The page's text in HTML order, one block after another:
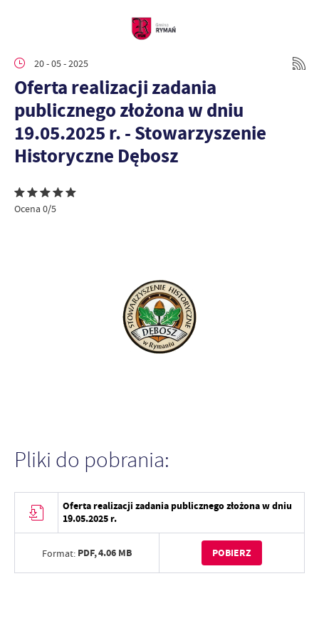
20 - 05 - 2025
Oferta realizacji zadania
publicznego złożona w dniu
19.05.2025 r. - Stowarzyszenie
Historyczne Dębosz
Ocena 0/5
Pliki do pobrania:
Oferta realizacji zadania publicznego złożona w dniu
19.05.2025 r.
Format: PDF,4.06 MB POBIERZ